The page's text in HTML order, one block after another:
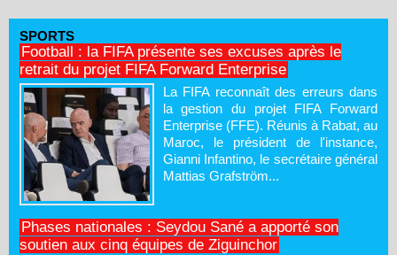
SPORTS
Football : la FIFA présente ses excuses après le
retrait du projet FIFA Forward Enterprise
La FIFA reconnaît des erreurs dans
la gestion du projet FIFA Forward
Enterprise (FFE). Réunis à Rabat, au
Maroc, le président de l'instance,
Gianni Infantino, le secrétaire général
Mattias Grafström...
Phases nationales : Seydou Sané a apporté son
soutien aux cinq équipes de Ziguinchor